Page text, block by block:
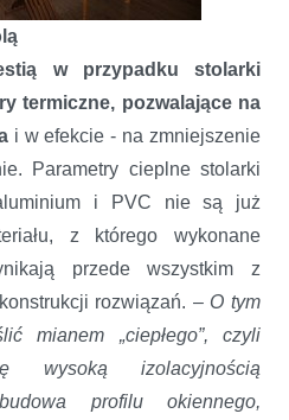
w przypadku stolarki
termiczne, pozwalające na
i w efekcie - na zmniejszenie
Parametry cieplne stolarki
i PVC nie są już
z którego wykonane
przede wszystkim z
rozwiązań. – O tym
mianem „ciepłego”, czyli
wysoką izolacyjnością
profilu okiennego,